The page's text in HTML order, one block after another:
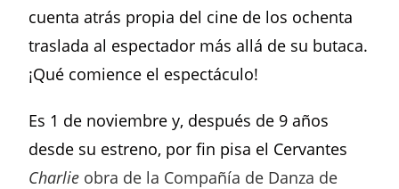
cuenta atrás propia del cine de los ochenta
traslada al espectador más allá de su butaca.
¡Qué comience el espectáculo!
Es 1 de noviembre y, después de 9 años
desde su estreno, por fin pisa el Cervantes
Charlie obra de la Compañía de Danza de